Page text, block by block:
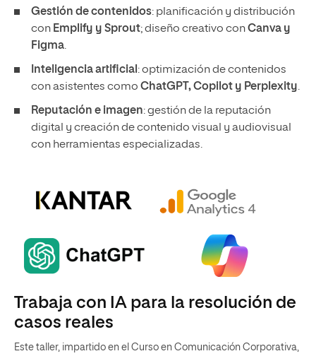
Gestión de contenidos: planificación y distribución
con Emplify y Sprout; diseño creativo conCanva y
Figma.
Inteligencia artificial : optimización de contenidos
con asistentes como ChatGPT, Copilot y Perplexity.
Reputación e imagen: gestión de la reputación
digital y creación de contenido visual y audiovisual
con herramientas especializadas.
Trabaja con IA para la resolución de
casos reales
Este taller, impartido en el Curso en Comunicación Corporativa,